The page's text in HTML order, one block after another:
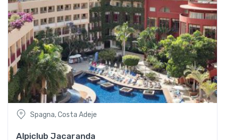
Spagna, Costa Adeje
Alpiclub Jacaranda